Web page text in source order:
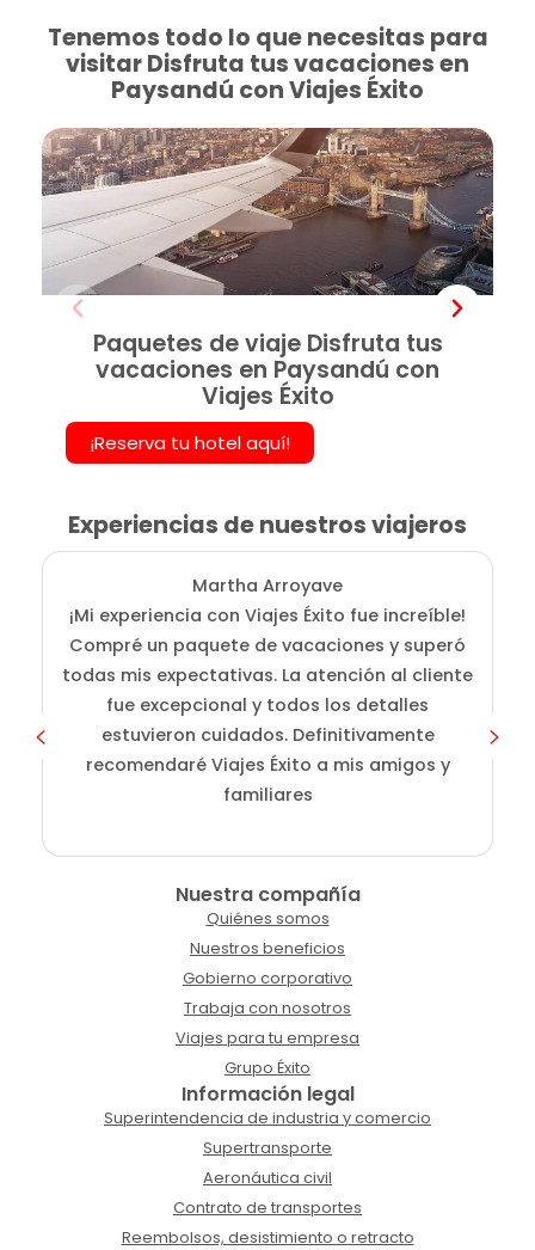
Tenemos todo lo que necesitas para
visitar Disfruta tus vacaciones en
Paysandú con Viajes Éxito
Paquetes de viaje Disfruta tus
vacaciones en Paysandú con
Viajes Éxito
¡Reserva tu hotel aquí!
Experiencias de nuestros viajeros
Martha Arroyave
¡Mi experiencia con Viajes Éxito fue increíble!
Compré un paquete de vacaciones y superó
todas mis expectativas. La atención al cliente
fue excepcional y todos los detalles
estuvieron cuidados. Definitivamente
recomendaré Viajes Éxito a mis amigos y
familiares
Nuestra compañía
Quiénes somos
Nuestros beneficios
Gobierno corporativo
Trabaja con nosotros
Viajes para tu empresa
Grupo Éxito
Información legal
Superintendencia de industria y comercio
Supertransporte
Aeronáutica civil
Contrato de transportes
Reembolsos, desistimiento o retracto